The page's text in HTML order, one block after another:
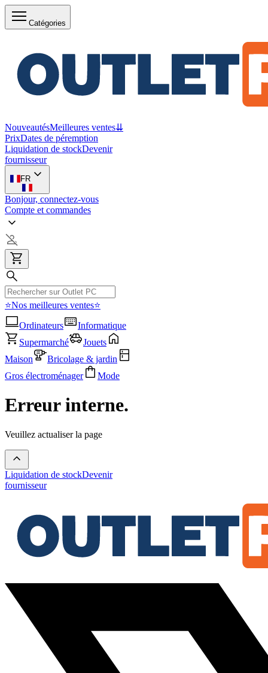
Catégories
NouveautésMeilleures ventes⇊
PrixDates de péremption
Liquidation de stockDevenir
fournisseur
FR
Bonjour, connectez-vous
Compte et commandes
⭐Nos meilleures ventes⭐
Ordinateurs
Informatique
Supermarché
Jouets
Maison
Bricolage & jardin
Gros électroménager
Mode
Erreur interne.
Veuillez actualiser la page
Liquidation de stockDevenir
fournisseur